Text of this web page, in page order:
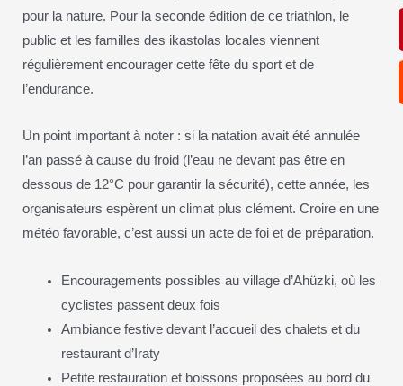
pour la nature. Pour la seconde édition de ce triathlon, le
public et les familles des ikastolas locales viennent
régulièrement encourager cette fête du sport et de
l’endurance.
Un point important à noter : si la natation avait été annulée
l’an passé à cause du froid (l’eau ne devant pas être en
dessous de 12°C pour garantir la sécurité), cette année, les
organisateurs espèrent un climat plus clément. Croire en une
météo favorable, c’est aussi un acte de foi et de préparation.
Encouragements possibles au village d’Ahüzki, où les
cyclistes passent deux fois
Ambiance festive devant l’accueil des chalets et du
restaurant d’Iraty
Petite restauration et boissons proposées au bord du